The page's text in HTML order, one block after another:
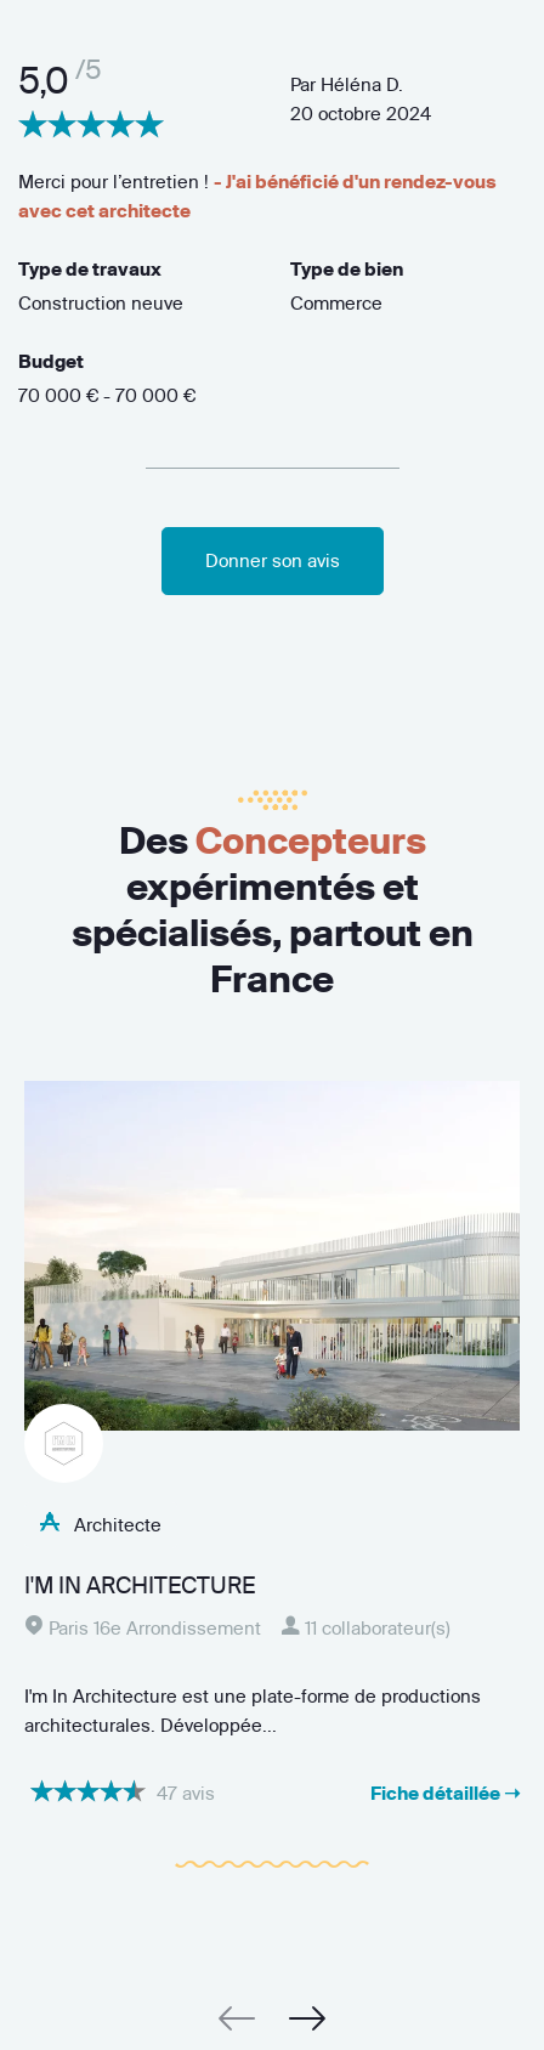
5,0 /5 Par Héléna D.
20 octobre 2024
Merci pour l’entretien ! - J'ai bénéficié d'un rendez-vous
avec cet architecte
Type de travaux
Construction neuve
Type de bien
Commerce
Budget
70 000 € - 70 000 €
Donner son avis
DesConcepteurs
expérimentés et
spécialisés, partout en
France
Architecte
I'M IN ARCHITECTURE
Paris 16e Arrondissement 11 collaborateur(s)
I'm In Architecture est une plate-forme de productions
architecturales. Développée...
47 avis Fiche détaillée ➝